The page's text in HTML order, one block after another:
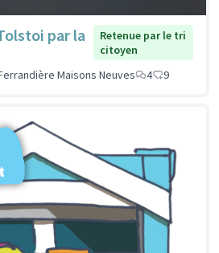
par la
Retenue par le tri
citoyen
Maisons Neuves
4 9